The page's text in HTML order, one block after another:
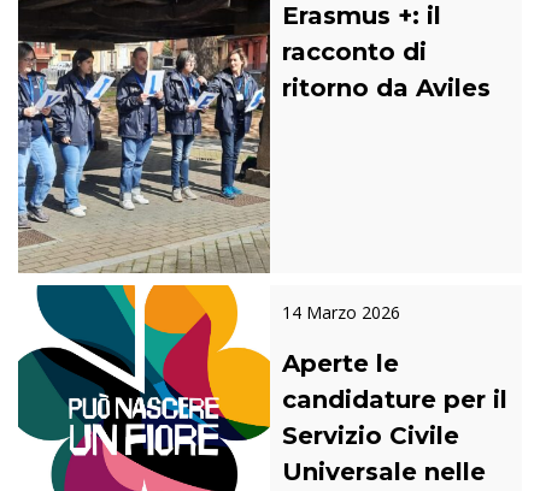
Erasmus +: il
racconto di
ritorno da Aviles
14 Marzo 2026
Aperte le
candidature per il
Servizio Civile
Universale nelle